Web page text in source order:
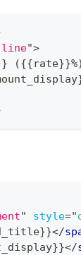
line">
({{rate}}%)
" style="
</
</